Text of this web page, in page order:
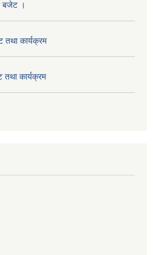
बजेट ।
कार्यक्रम
कार्यक्रम